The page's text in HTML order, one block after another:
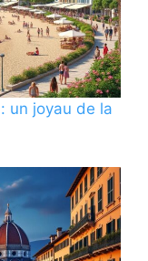
un joyau de la